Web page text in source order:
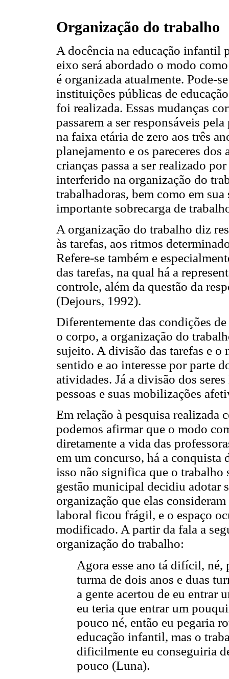
Organização do trabalho
A docência na educação infantil
eixo será abordado o modo
é organizada atualmente. Pode-
instituições públicas de
foi realizada. Essas mudanças
passarem a ser responsáveis
na faixa etária de zero aos três
planejamento e os pareceres
crianças passa a ser realizado
interferido na organização do
trabalhadoras, bem como em
importante sobrecarga de
A organização do trabalho diz
às tarefas, aos ritmos
Refere-se também e
das tarefas, na qual há a
controle, além da questão da
(Dejours, 1992).
Diferentemente das condições
o corpo, a organização do
sujeito. A divisão das tarefas e o
sentido e ao interesse por parte
atividades. Já a divisão dos
pessoas e suas mobilizações
Em relação à pesquisa realizada
podemos afirmar que o modo
diretamente a vida das
em um concurso, há a conquista
isso não significa que o trabalho
gestão municipal decidiu adotar
organização que elas
laboral ficou frágil, e o espaço
modificado. A partir da fala a
organização do trabalho:
Agora esse ano tá difícil, né,
turma de dois anos e duas
a gente acertou de eu entrar
eu teria que entrar um
pouco né, então eu pegaria
educação infantil, mas o
dificilmente eu conseguiria
pouco (Luna).